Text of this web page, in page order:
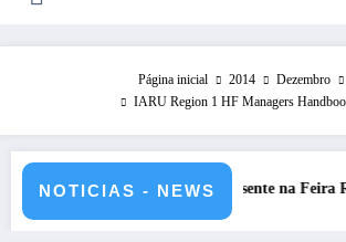
Página inicial 2014 Dezembro
IARU Region 1 HF Managers
NOTICIAS - NEWS
2026 REP presente na Feira Rádio